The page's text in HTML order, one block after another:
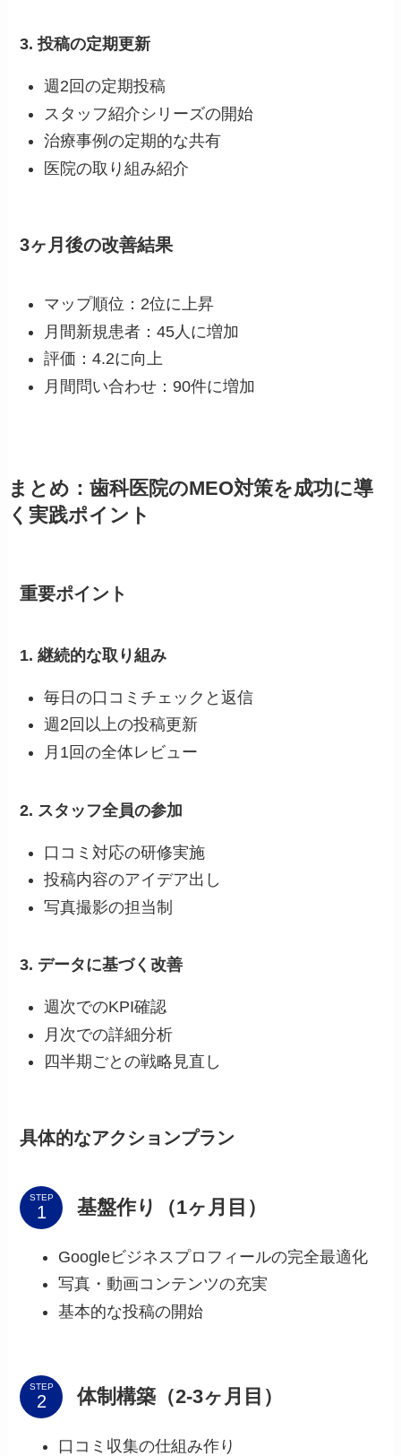
3. 投稿の定期更新
週2回の定期投稿
スタッフ紹介シリーズの開始
治療事例の定期的な共有
医院の取り組み紹介
3ヶ月後の改善結果
マップ順位：2位に上昇
月間新規患者：45人に増加
評価：4.2に向上
月間問い合わせ：90件に増加
まとめ：歯科医院のMEO対策を成功に導
く実践ポイント
重要ポイント
1. 継続的な取り組み
毎日の口コミチェックと返信
週2回以上の投稿更新
月1回の全体レビュー
2. スタッフ全員の参加
口コミ対応の研修実施
投稿内容のアイデア出し
写真撮影の担当制
3. データに基づく改善
週次でのKPI確認
月次での詳細分析
四半期ごとの戦略見直し
具体的なアクションプラン
STEP 基盤作り（1ヶ月目）
Googleビジネスプロフィールの完全最適化
写真・動画コンテンツの充実
基本的な投稿の開始
STEP 体制構築（2-3ヶ月目）
口コミ収集の仕組み作り